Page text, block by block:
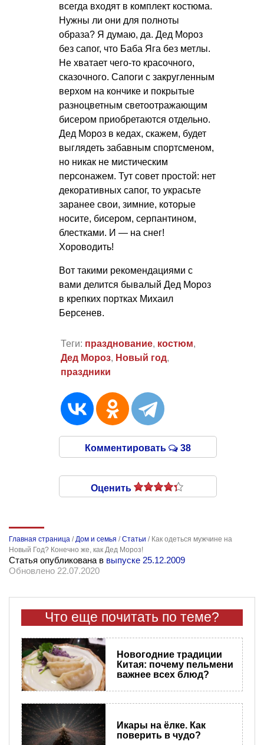
всегда входят в комплект костюма.
Нужны ли они для полноты
образа? Я думаю, да. Дед Мороз
без сапог, что Баба Яга без метлы.
Не хватает чего-то красочного,
сказочного. Сапоги с закругленным
верхом на кончике и покрытые
разноцветным светоотражающим
бисером приобретаются отдельно.
Дед Мороз в кедах, скажем, будет
выглядеть забавным спортсменом,
но никак не мистическим
персонажем. Тут совет простой: нет
декоративных сапог, то украсьте
заранее свои, зимние, которые
носите, бисером, серпантином,
блестками. И — на снег!
Хороводить!
Вот такими рекомендациями с
вами делится бывалый Дед Мороз
в крепких портках Михаил
Берсенев.
Теги: празднование, костюм,
Дед Мороз, Новый год,
праздники
Комментировать 38
Оценить
Главная страница /Дом и семья /Статьи / Как одеться мужчине на
Новый Год? Конечно же, как Дед Мороз!
Статья опубликована в выпуске 25.12.2009
Обновлено 22.07.2020
Что еще почитать по теме?
Новогодние традиции
Китая: почему пельмени
важнее всех блюд?
Икары на ёлке. Как
поверить в чудо?